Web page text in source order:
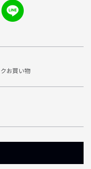
お買い物